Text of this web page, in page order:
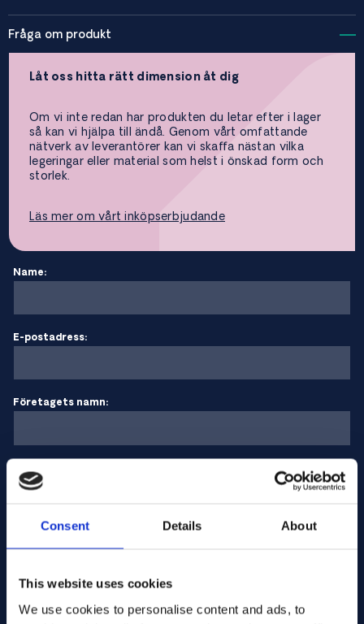
Consent Details About
This website uses cookies
We use cookies to personalise content and ads, to
Fråga om produkt
Låt oss hitta rätt dimension åt dig
Om vi inte redan har produkten du letar efter i lager
så kan vi hjälpa till ändå. Genom vårt omfattande
nätverk av leverantörer kan vi skaffa nästan vilka
legeringar eller material som helst i önskad form och
storlek.
Läs mer om vårt inköpserbjudande
Name:
E-postadress:
Företagets namn:
Ditt meddelande